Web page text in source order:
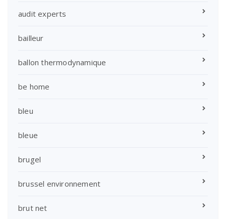
audit experts
bailleur
ballon thermodynamique
be home
bleu
bleue
brugel
brussel environnement
brut net